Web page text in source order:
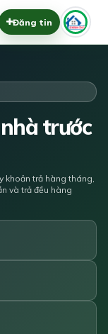
Đăng tin
trước
khoản trả hàng tháng,
và trả đều hàng